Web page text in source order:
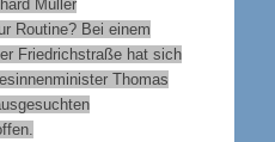
Müller
Routine? Bei einem
Friedrichstraße hat sich
Thomas